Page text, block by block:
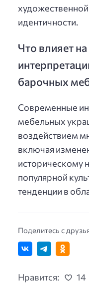
художественной
идентичности.
Что влияет
барочных
Современные
мебельных
воздействием
включая
историческому
популярной
тенденции в
Поделитесь с
Нравится: 14